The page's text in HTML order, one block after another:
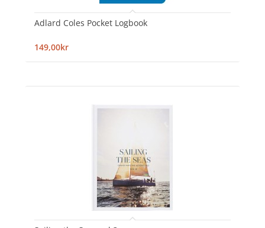
Adlard Coles Pocket Logbook
149,00kr